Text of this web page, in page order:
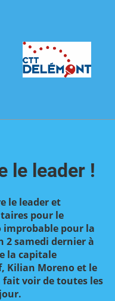
le leader !
le leader et
pour le
improbable pour la
2 samedi dernier à
la capitale
Kilian Moreno et le
fait voir de toutes les